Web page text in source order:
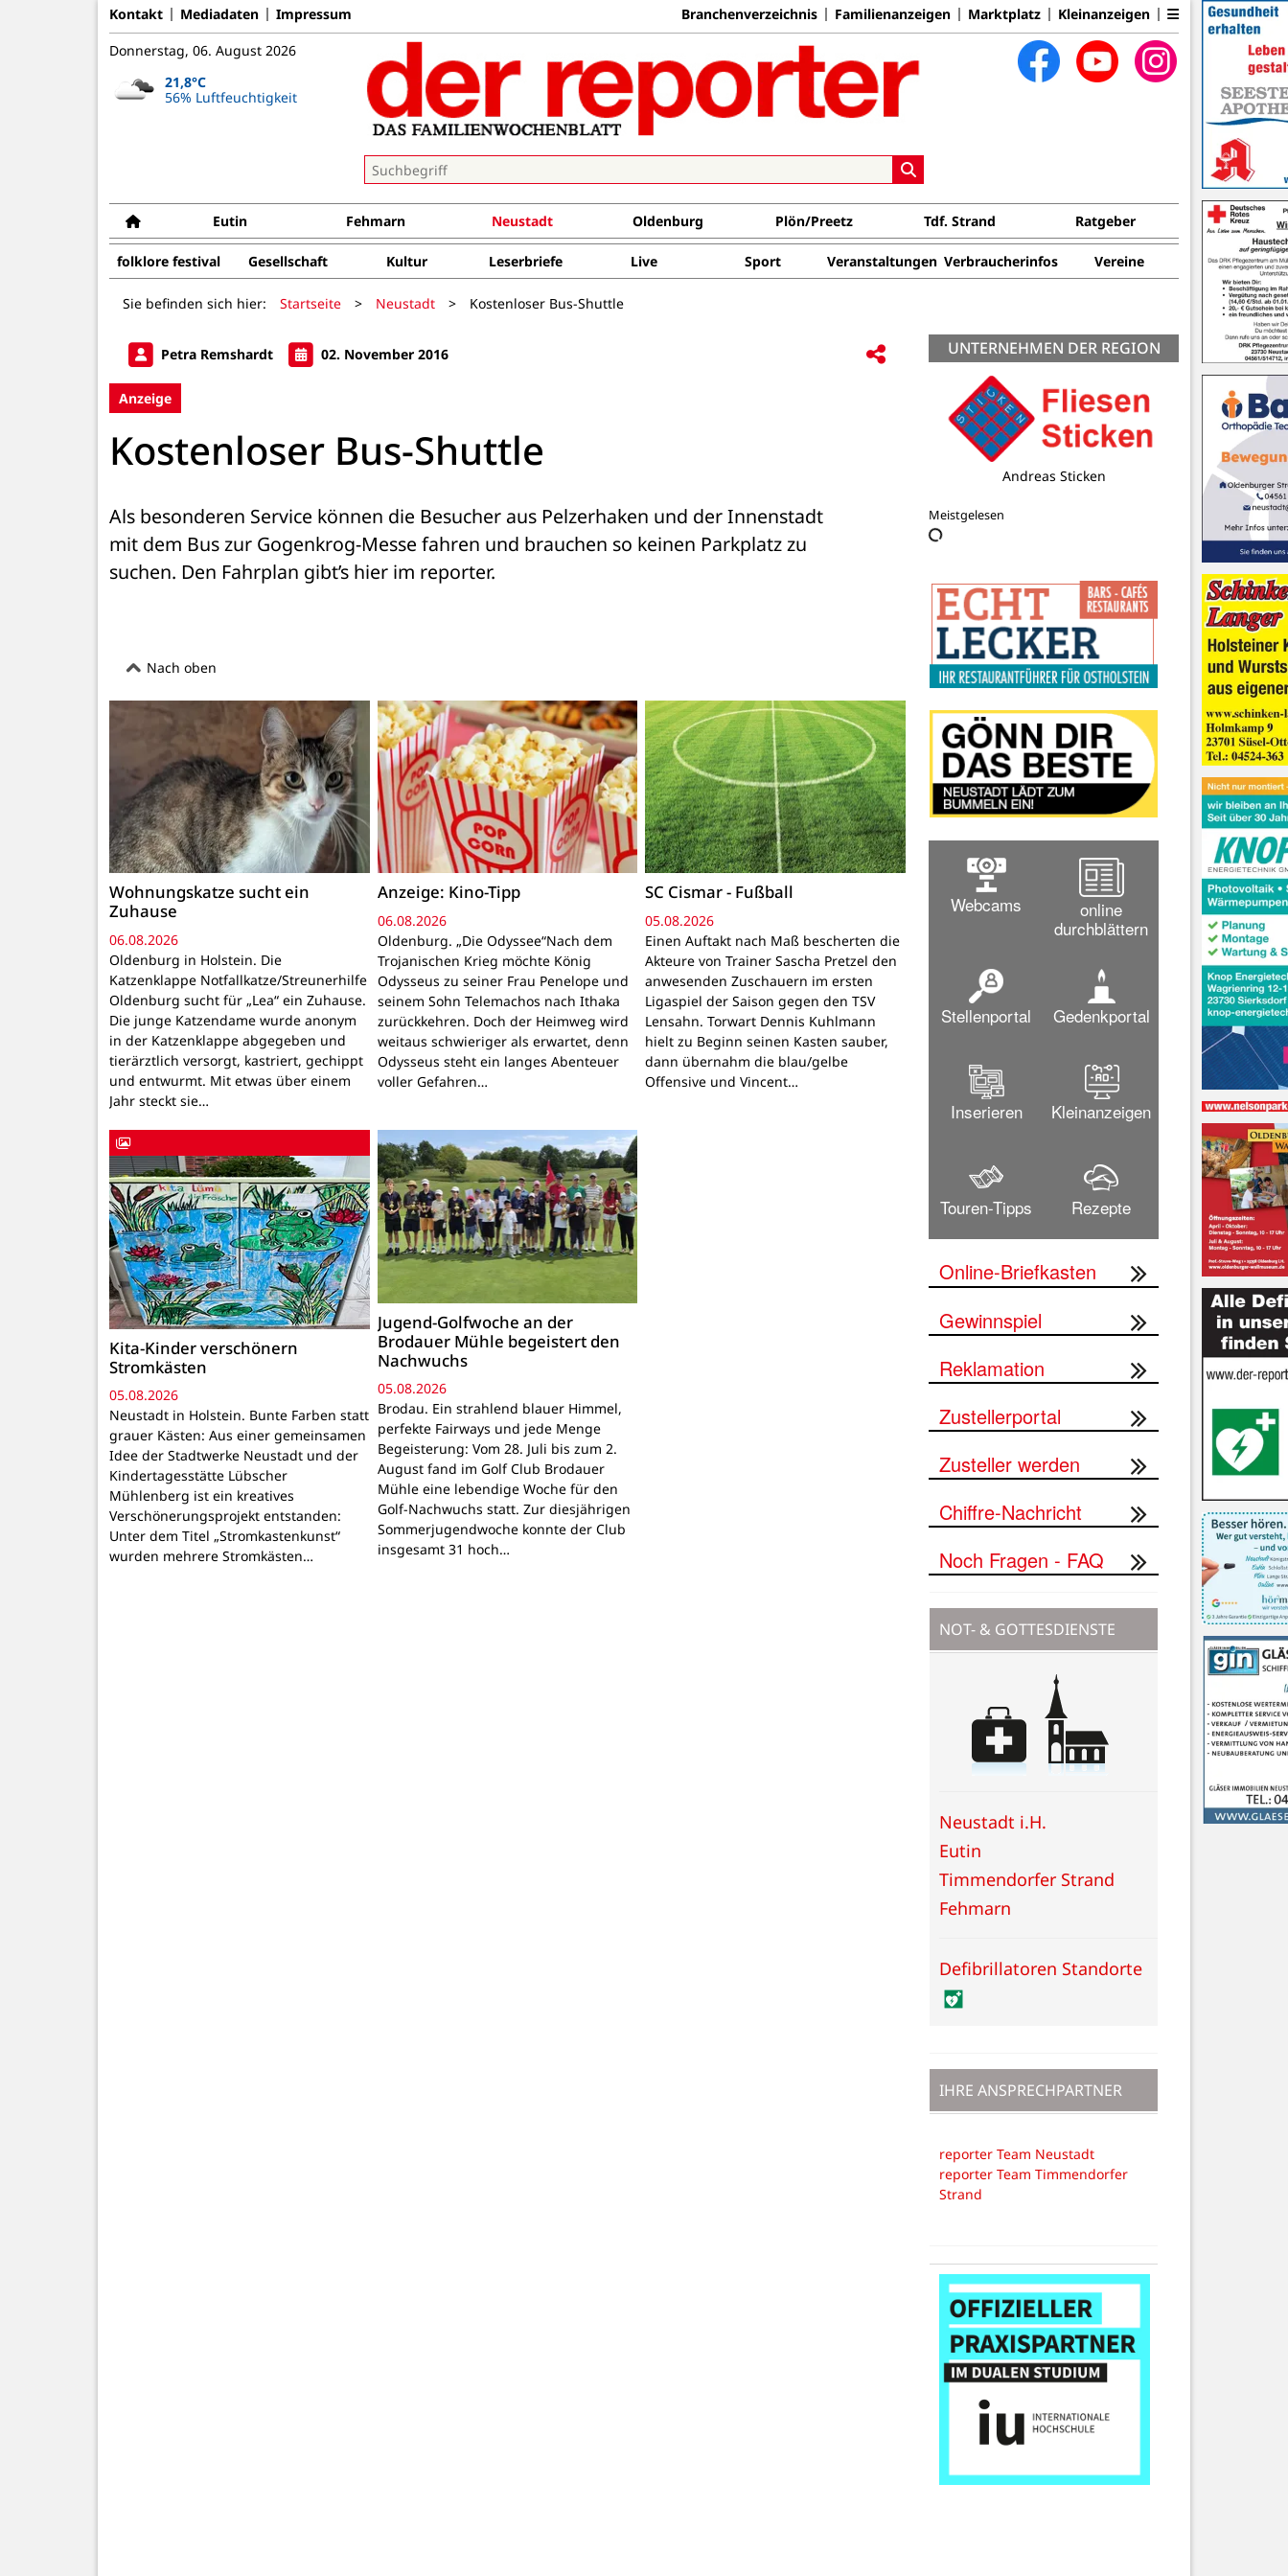
Kontakt Mediadaten Impressum Branchenverzeichnis Familienanzeigen Marktplatz Kleinanzeigen
Donnerstag, 06. August 2026
21,8°C
56% Luftfeuchtigkeit
Eutin Fehmarn Neustadt Oldenburg Plön/Preetz Tdf. Strand Ratgeber
folklore festival Gesellschaft Kultur Leserbriefe Live Sport Veranstaltungen Verbraucherinfos Vereine
Sie befinden sich hier: Startseite > Neustadt > Kostenloser Bus-Shuttle
Petra Remshardt 02. November 2016
Anzeige
Kostenloser Bus-Shuttle
Als besonderen Service können die Besucher aus Pelzerhaken und der Innenstadt
mit dem Bus zur Gogenkrog-Messe fahren und brauchen so keinen Parkplatz zu
suchen. Den Fahrplan gibt’s hier im reporter.
Nach oben
Wohnungskatze sucht ein
Zuhause
06.08.2026
Oldenburg in Holstein. Die
Katzenklappe Notfallkatze/Streunerhilfe
Oldenburg sucht für „Lea“ ein Zuhause.
Die junge Katzendame wurde anonym
in der Katzenklappe abgegeben und
tierärztlich versorgt, kastriert, gechippt
und entwurmt. Mit etwas über einem
Jahr steckt sie…
Anzeige: Kino-Tipp
06.08.2026
Oldenburg. „Die Odyssee“Nach dem
Trojanischen Krieg möchte König
Odysseus zu seiner Frau Penelope und
seinem Sohn Telemachos nach Ithaka
zurückkehren. Doch der Heimweg wird
weitaus schwieriger als erwartet, denn
Odysseus steht ein langes Abenteuer
voller Gefahren…
SC Cismar - Fußball
05.08.2026
Einen Auftakt nach Maß bescherten die
Akteure von Trainer Sascha Pretzel den
anwesenden Zuschauern im ersten
Ligaspiel der Saison gegen den TSV
Lensahn. Torwart Dennis Kuhlmann
hielt zu Beginn seinen Kasten sauber,
dann übernahm die blau/gelbe
Offensive und Vincent…
Kita-Kinder verschönern
Stromkästen
05.08.2026
Neustadt in Holstein. Bunte Farben statt
grauer Kästen: Aus einer gemeinsamen
Idee der Stadtwerke Neustadt und der
Kindertagesstätte Lübscher
Mühlenberg ist ein kreatives
Verschönerungsprojekt entstanden:
Unter dem Titel „Stromkastenkunst“
wurden mehrere Stromkästen…
Jugend-Golfwoche an der
Brodauer Mühle begeistert den
Nachwuchs
05.08.2026
Brodau. Ein strahlend blauer Himmel,
perfekte Fairways und jede Menge
Begeisterung: Vom 28. Juli bis zum 2.
August fand im Golf Club Brodauer
Mühle eine lebendige Woche für den
Golf-Nachwuchs statt. Zur diesjährigen
Sommerjugendwoche konnte der Club
insgesamt 31 hoch…
UNTERNEHMEN DER REGION
DRK Ortsverein Lensahn e.V
Meistgelesen
Webcams
online
durchblättern
Stellenportal Gedenkportal
Inserieren Kleinanzeigen
Touren-Tipps Rezepte
Online-Briefkasten
Gewinnspiel
Reklamation
Zustellerportal
Zusteller werden
Chiffre-Nachricht
Noch Fragen - FAQ
NOT- & GOTTESDIENSTE
Neustadt i.H.
Eutin
Timmendorfer Strand
Fehmarn
Defibrillatoren Standorte
IHRE ANSPRECHPARTNER
reporter Team Neustadt
reporter Team Timmendorfer
Strand